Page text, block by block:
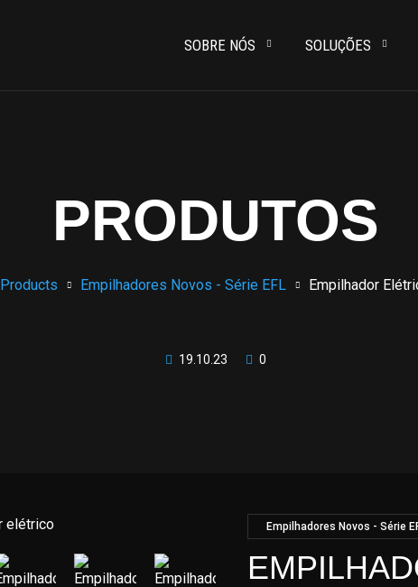
SOBRE NÓS SOLUÇÕES
PRODUTOS
Products Empilhadores Novos - Série EFL Empilhador
19.10.23 0
Empilhadores Novos - Série